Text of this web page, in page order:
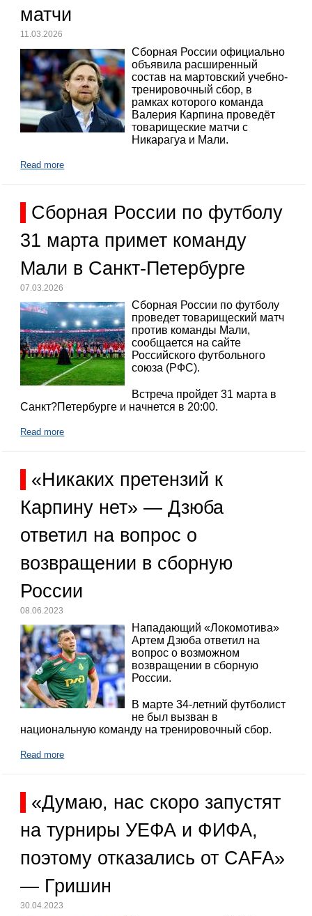
матчи
11.03.2026
Сборная России официально
объявила расширенный
состав на мартовский учебно-
тренировочный сбор, в
рамках которого команда
Валерия Карпина проведёт
товарищеские матчи с
Никарагуа и Мали.
Read more
Сборная России по футболу
31 марта примет команду
Мали в Санкт-Петербурге
07.03.2026
Сборная России по футболу
проведет товарищеский матч
против команды Мали,
сообщается на сайте
Российского футбольного
союза (РФС).
Встреча пройдет 31 марта в
Санкт?Петербурге и начнется в 20:00.
Read more
«Никаких претензий к
Карпину нет» — Дзюба
ответил на вопрос о
возвращении в сборную
России
08.06.2023
Нападающий «Локомотива»
Артем Дзюба ответил на
вопрос о возможном
возвращении в сборную
России.
В марте 34-летний футболист
не был вызван в
национальную команду на тренировочный сбор.
Read more
«Думаю, нас скоро запустят
на турниры УЕФА и ФИФА,
поэтому отказались от CAFA»
— Гришин
30.04.2023